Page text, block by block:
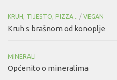
KRUH, TIJESTO, PIZZA... / VEGAN
Kruh s brašnom od konoplje
MINERALI
Općenito o mineralima